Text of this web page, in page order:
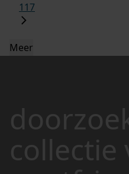
117
Meer
collectie